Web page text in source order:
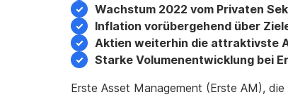
Wachstum 2022 vom Privaten
Inflation vorübergehend über
Aktien weiterhin die attraktivste
Starke Volumenentwicklung bei
Erste Asset Management (Erste AM),